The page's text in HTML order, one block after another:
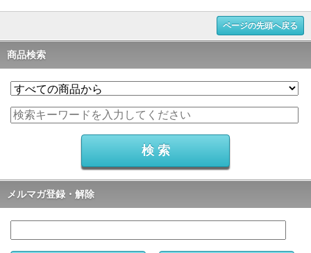
ページの先頭へ戻る
商品検索
メルマガ登録・解除